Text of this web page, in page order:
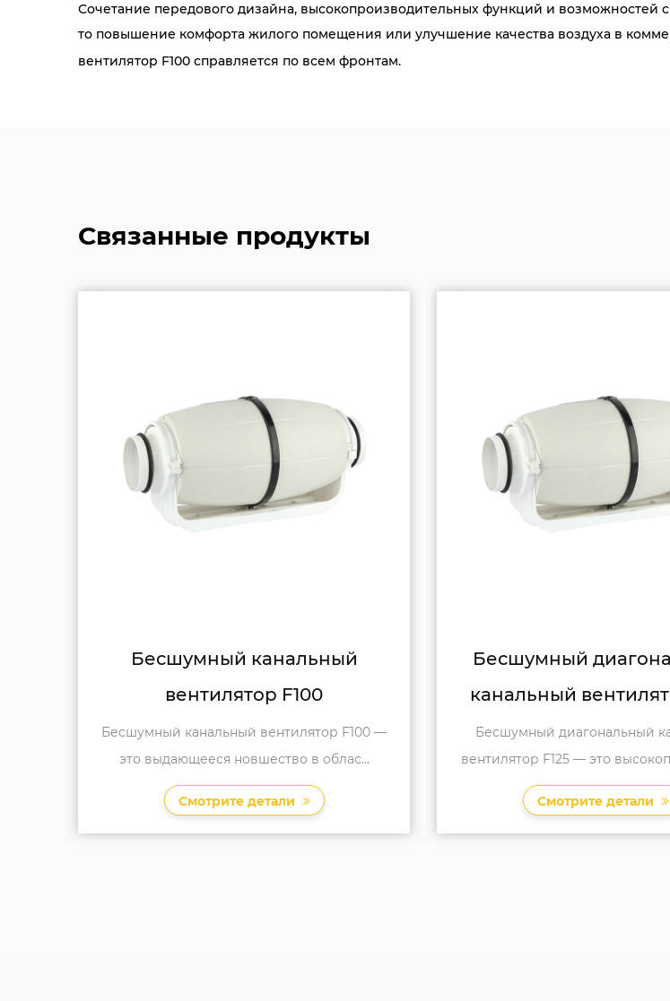
Сочетание передового дизайна, высокопроизводительных функций и
то повышение комфорта жилого помещения или улучшение качества воздуха в
вентилятор F100 справляется по всем фронтам.
Связанные продукты
Бесшумный диагональный
канальный вентилятор F125
Бесшумный диагональный канальный
вентилятор F125 — это высокопроизводи...
Смотрите детали
Бесшумный
вентилятор с
F150
Бесшумный канальный
турбонаддувом F150 —
Смотрите